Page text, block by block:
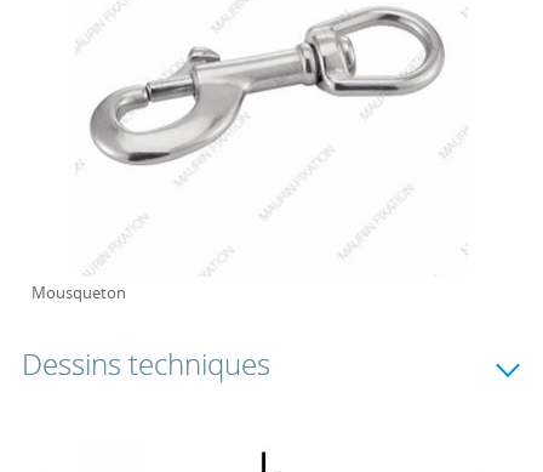
Mousqueton
Dessins techniques